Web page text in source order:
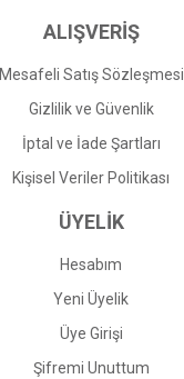
ALIŞVERİŞ
Mesafeli Satış Sözleşmesi
Gizlilik ve Güvenlik
İptal ve İade Şartları
Kişisel Veriler Politikası
ÜYELİK
Hesabım
Yeni Üyelik
Üye Girişi
Şifremi Unuttum